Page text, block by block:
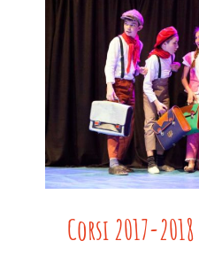
Corsi 2017-2018